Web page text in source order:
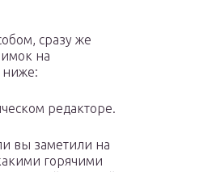
сразу же
на
ниже:
редакторе.
вы заметили на
горячими